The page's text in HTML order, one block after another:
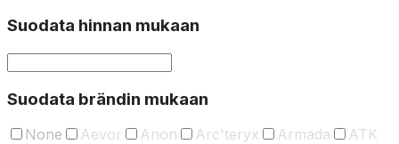
Suodata hinnan mukaan
Suodata brändin mukaan
None Aevor Anon Arc'teryx Armada
ATK